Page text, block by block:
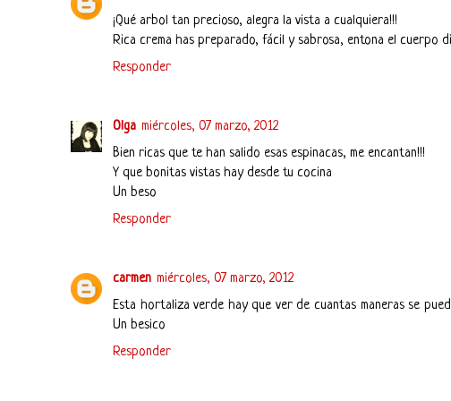
¡Qué arbol tan precioso, alegra la vista a cualquiera!!!
Rica crema has preparado, fácil y sabrosa, entona el cuerpo
Responder
Olga miércoles, 07 marzo, 2012
Bien ricas que te han salido esas espinacas, me encantan!!!
Y que bonitas vistas hay desde tu cocina
Un beso
Responder
carmen miércoles, 07 marzo, 2012
Esta hortaliza verde hay que ver de cuantas maneras se
Un besico
Responder